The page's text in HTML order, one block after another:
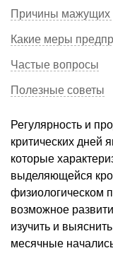
Причины мажущих
Какие меры
Частые вопросы
Полезные советы
Регулярность и
критических дней
которые
выделяющейся
физиологическом
возможное
изучить и
месячные